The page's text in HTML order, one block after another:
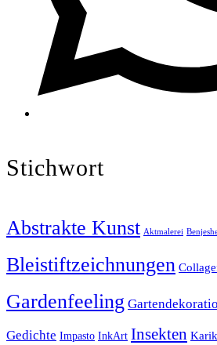
Stichwort
Abstrakte Kunst Aktmalerei
Bleistiftzeichnungen
Gardenfeeling
Gedichte Impasto InkArt Insekten